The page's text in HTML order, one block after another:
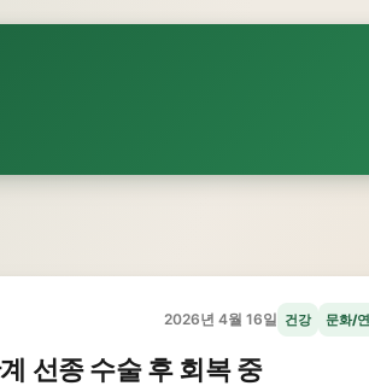
2026년 4월 16일 건강 문화/
선종 수술 후 회복 중